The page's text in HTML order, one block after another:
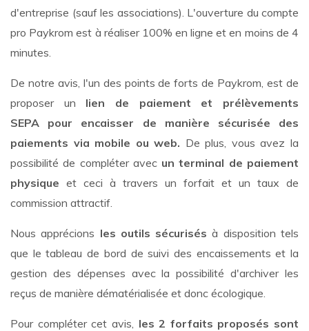
d'entreprise (sauf les associations). L'ouverture du compte
pro Paykrom est à réaliser 100% en ligne et en moins de 4
minutes.
De notre avis, l'un des points de forts de Paykrom, est de
proposer un lien de paiement et prélèvements
SEPA pour encaisser de manière sécurisée des
paiements via mobile ou web. De plus, vous avez la
possibilité de compléter avec un terminal de paiement
physique et ceci à travers un forfait et un taux de
commission attractif.
Nous apprécions les outils sécurisés à disposition tels
que le tableau de bord de suivi des encaissements et la
gestion des dépenses avec la possibilité d'archiver les
reçus de manière dématérialisée et donc écologique.
Pour compléter cet avis, les 2 forfaits proposés sont